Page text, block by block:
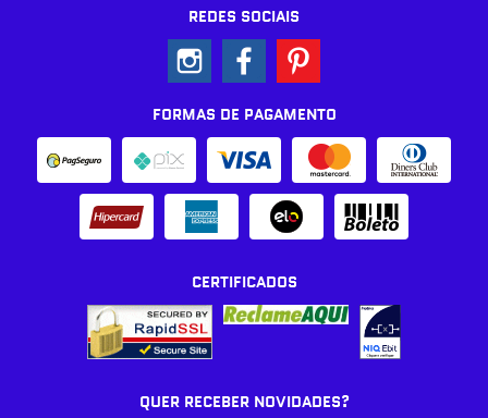
REDES SOCIAIS
FORMAS DE PAGAMENTO
CERTIFICADOS
QUER RECEBER NOVIDADES?